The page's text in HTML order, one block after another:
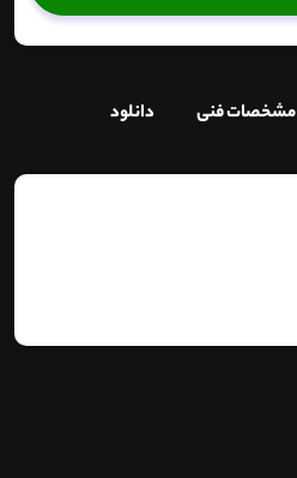
مشخصات فنی دانلود